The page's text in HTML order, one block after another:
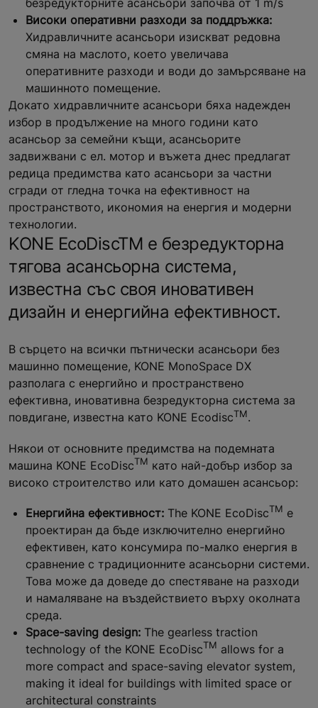
безредукторните асансьори започва от 1 m/s
Високи оперативни разходи за поддръжка:
Хидравличните асансьори изискват редовна
смяна на маслото, което увеличава
оперативните разходи и води до замърсяване на
машинното помещение.
Докато хидравличните асансьори бяха надежден
избор в продължение на много години като
асансьор за семейни къщи, асансьорите
задвижвани с ел. мотор и въжета днес предлагат
редица предимства като асансьори за частни
сгради от гледна точка на ефективност на
пространството, икономия на енергия и модерни
технологии.
KONE EcoDiscTM е безредукторна
тягова асансьорна система,
известна със своя иновативен
дизайн и енергийна ефективност.
В сърцето на всички пътнически асансьори без
машинно помещение, KONE MonoSpace DX
разполага с енергийно и пространствено
ефективна, иновативна безредукторна система за
повдигане, известна като KONE EcodiscTM.
Някои от основните предимства на подемната
машина KONE EcoDiscTM като най-добър избор за
високо строителство или като домашен асансьор:
Енергийна ефективност: The KONE EcoDiscTM е
проектиран да бъде изключително енергийно
ефективен, като консумира по-малко енергия в
сравнение с традиционните асансьорни системи.
Това може да доведе до спестяване на разходи
и намаляване на въздействието върху околната
среда.
Space-saving design: The gearless traction
technology of the KONE EcoDiscTM allows for a
more compact and space-saving elevator system,
making it ideal for buildings with limited space or
architectural constraints